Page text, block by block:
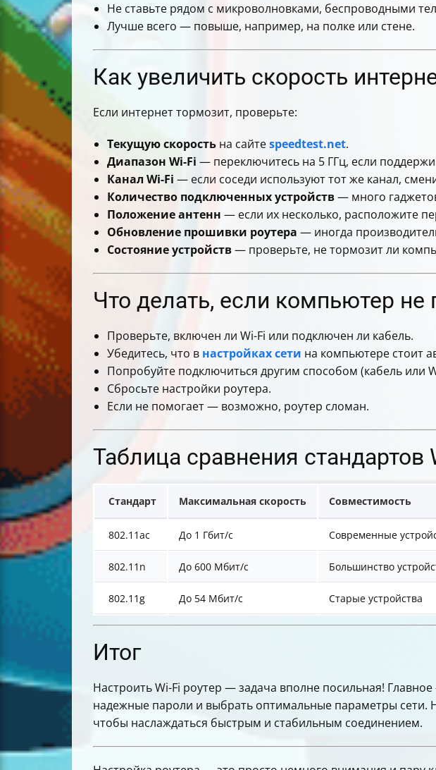
Не ставьте рядом с микроволновками, беспроводными
Лучше всего — повыше, например, на полке или стене.
Как увеличить скорость
Если интернет тормозит, проверьте:
Текущую скорость на сайтеspeedtest.net.
Диапазон Wi-Fi — переключитесь на 5 ГГц, если
Канал Wi-Fi — если соседи используют тот же канал,
Количество подключенных устройств— много
Положение антенн — если их несколько, расположите
Обновление прошивки роутера — иногда
Состояние устройств— проверьте, не тормозит ли
Что делать, если компьютер не
Проверьте, включен ли Wi-Fi или подключен ли кабель.
Убедитесь, что в настройках сети на компьютере стоит
Попробуйте подключиться другим способом (кабель или
Сбросьте настройки роутера.
Если не помогает — возможно, роутер сломан.
Таблица сравнения стандартов
Стандарт Максимальная скорость Совместимость
802.11ac До 1 Гбит/с Современные
802.11n До 600 Мбит/с Большинство
802.11g До 54 Мбит/с Старые устройства
Итог
Настроить Wi-Fi роутер — задача вполне посильная!
надежные пароли и выбрать оптимальные параметры сети.
чтобы наслаждаться быстрым и стабильным соединением.